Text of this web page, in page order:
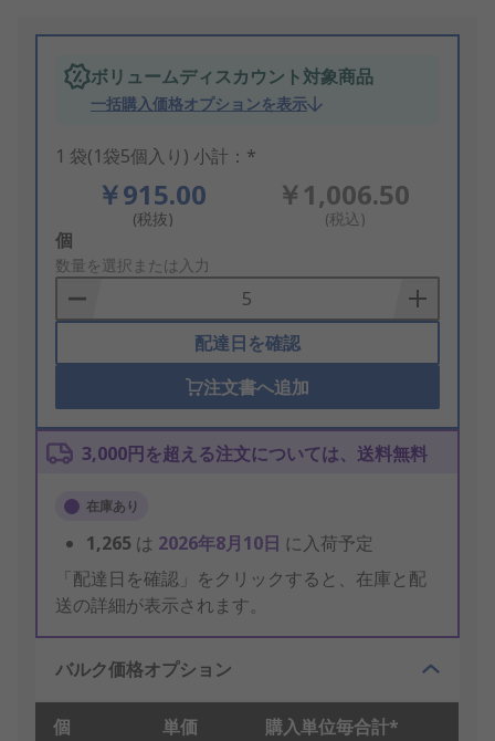
ボリュームディスカウント対象商品
一括購入価格オプションを表示
1 袋(1袋5個入り) 小計：*
￥915.00
(税抜)
￥1,006.50
(税込)
Add
to
Basket
個
数量を選択または入力
配達日を確認
注文書へ追加
3,000円を超える注文については、送料無料
在庫あり
1,265 は 2026年8月10日 に入荷予定
「配達日を確認」をクリックすると、在庫と配
送の詳細が表示されます。
バルク価格オプション
個 単価 購入単位毎合計*